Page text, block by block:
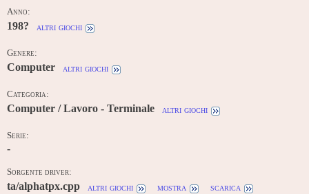
Anno:
198? altri giochi
Genere:
Computer altri giochi
Categoria:
Computer / Lavoro - Terminale altri giochi
Serie:
-
Sorgente driver:
ta/alphatpx.cpp altri giochi mostra
scarica